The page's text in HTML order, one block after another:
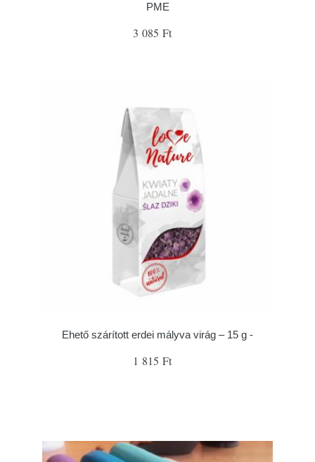
PME
3 085 Ft
Ehető szárított erdei mályva virág – 15 g -
1 815 Ft